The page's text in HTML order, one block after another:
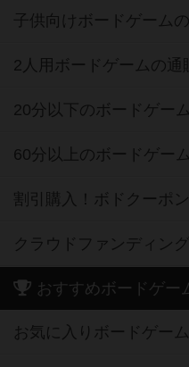
子供向けボードゲーム
2人用ボードゲームの通
20分以下のボードゲー
60分以上のボードゲー
割引購入！ボドクーポ
クラウドファンディン
おすすめボードゲー
お気に入りボードゲー